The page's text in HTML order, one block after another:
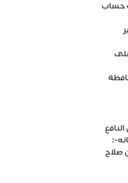
حساب
29)، وقال -سبحانه-:
يبدأ من صلاح